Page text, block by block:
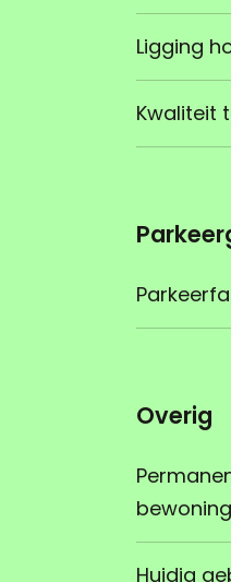
Ligging
Kwaliteit
Overig
bewoning
Huidig